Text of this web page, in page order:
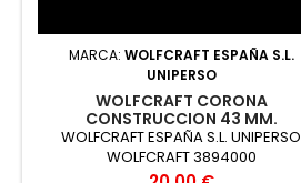
MARCA: WOLFCRAFT ESPAÑA S.L.
UNIPERSO
WOLFCRAFT CORONA
CONSTRUCCION 43 MM.
WOLFCRAFT ESPAÑA S.L. UNIPERSO
WOLFCRAFT 3894000